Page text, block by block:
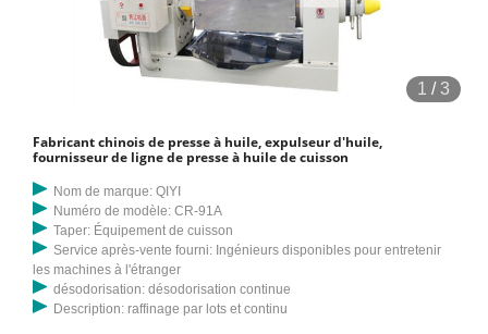
1 /3
Fabricant chinois de presse à huile, expulseur d'huile,
fournisseur de ligne de presse à huile de cuisson
Nom de marque: QIYI
Numéro de modèle: CR-91A
Taper: Équipement de cuisson
Service après-vente fourni: Ingénieurs disponibles pour entretenir
les machines à l'étranger
désodorisation: désodorisation continue
Description: raffinage par lots et continu